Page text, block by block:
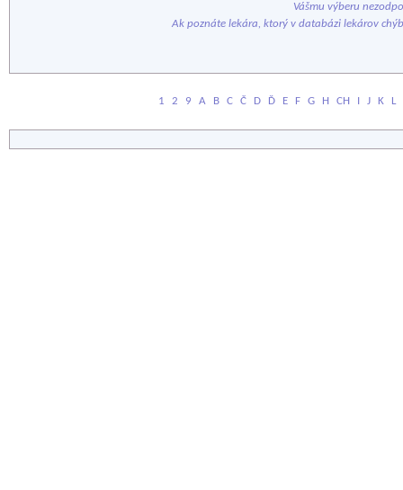
Vášmu výberu
Ak poznáte lekára, ktorý v databázi lekárov
1 2 9 A B C Č D Ď E F G H CH I J K L